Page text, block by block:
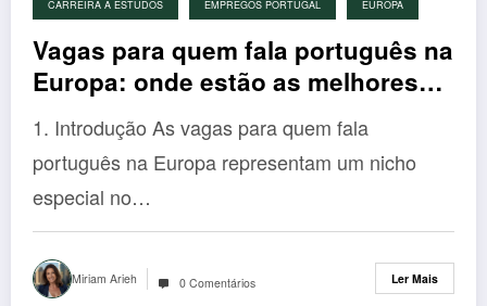
CARREIRA A ESTUDOS EMPREGOS PORTUGAL EUROPA
Vagas para quem fala português na
Europa: onde estão as melhores
oportunidades 2025
1. Introdução As vagas para quem fala
português na Europa representam um nicho
especial no…
Miriam Arieh 0 Comentários Ler Mais